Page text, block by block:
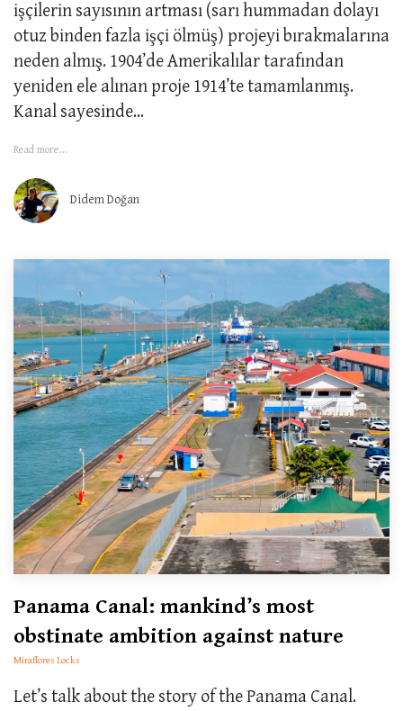
işçilerin sayısının artması (sarı hummadan dolayı
otuz binden fazla işçi ölmüş) projeyi bırakmalarına
neden almış. 1904’de Amerikalılar tarafından
yeniden ele alınan proje 1914’te tamamlanmış.
Kanal sayesinde...
Read more...
Didem Doğan
Panama Canal: mankind’s most
obstinate ambition against nature
Miraflores Locks
Let’s talk about the story of the Panama Canal.